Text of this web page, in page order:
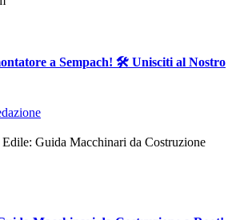
a Sempach! 🛠️ Unisciti al Nostro